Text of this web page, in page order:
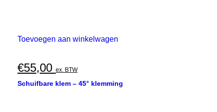
Toevoegen aan winkelwagen
€55,00 ex. BTW
Schuifbare klem – 45° klemming